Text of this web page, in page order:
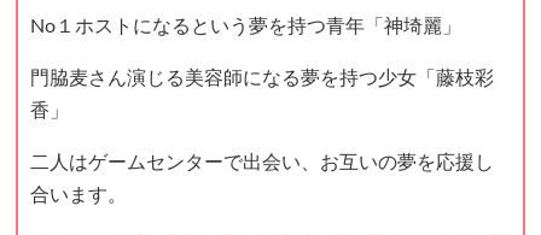
No１ホストになるという夢を持つ青年「神埼麗」
門脇麦さん演じる美容師になる夢を持つ少女「藤枝彩
香」
二人はゲームセンターで出会い、お互いの夢を応援し
合います。